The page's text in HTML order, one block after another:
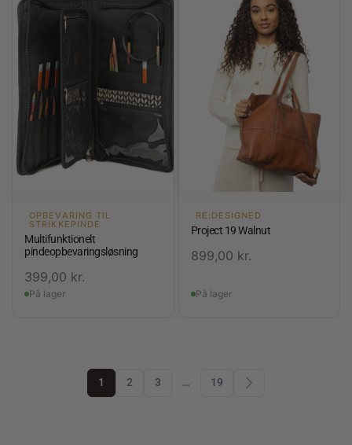
OPBEVARING TIL
STRIKKEPINDE
Multifunktionelt
pindeopbevaringsløsning
399,00 kr.
På lager
RE:DESIGNED
Project 19 Walnut
899,00 kr.
På lager
1 2 3 … 19